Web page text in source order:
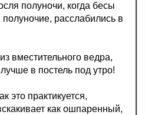
полуночи, когда бесы
расслабились в
вместительного ведра,
в постель под утро!
это практикуется,
как ошпаренный,